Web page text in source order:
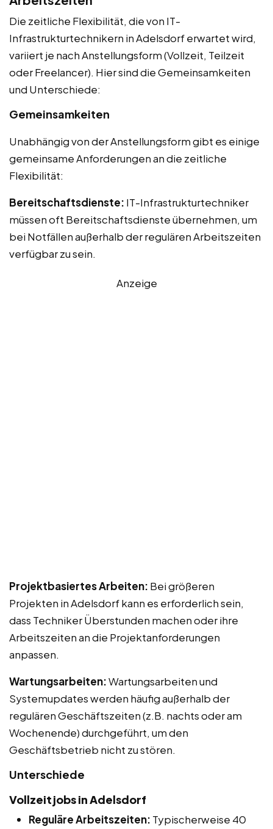
Die zeitliche Flexibilität, die von IT-
Infrastrukturtechnikern in Adelsdorf erwartet wird,
variiert je nach Anstellungsform (Vollzeit, Teilzeit
oder Freelancer). Hier sind die Gemeinsamkeiten
und Unterschiede:
Gemeinsamkeiten
Unabhängig von der Anstellungsform gibt es einige
gemeinsame Anforderungen an die zeitliche
Flexibilität:
Bereitschaftsdienste: IT-Infrastrukturtechniker
müssen oft Bereitschaftsdienste übernehmen, um
bei Notfällen außerhalb der regulären Arbeitszeiten
verfügbar zu sein.
Anzeige
Projektbasiertes Arbeiten: Bei größeren
Projekten in Adelsdorf kann es erforderlich sein,
dass Techniker Überstunden machen oder ihre
Arbeitszeiten an die Projektanforderungen
anpassen.
Wartungsarbeiten:Wartungsarbeiten und
Systemupdates werden häufig außerhalb der
regulären Geschäftszeiten (z.B. nachts oder am
Wochenende) durchgeführt, um den
Geschäftsbetrieb nicht zu stören.
Unterschiede
Vollzeitjobs in Adelsdorf
Reguläre Arbeitszeiten: Typischerweise 40